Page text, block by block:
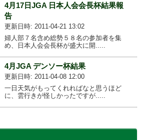
4月17日JGA 日本人会会長杯結果報
告
更新日時: 2011-04-21 13:02
婦人部７名含め総勢５８名の参加者を集
め、日本人会会長杯が盛大に開.....
4月JGA デンソー杯結果
更新日時: 2011-04-08 12:00
一日天気がもってくれればなと思うほど
に、雲行きが怪しかったですが.....